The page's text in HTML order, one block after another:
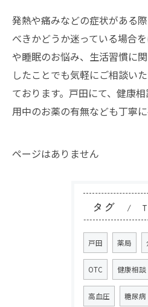
発熱や痛みなどの症状がある
べきかどうか迷っている場合
や睡眠のお悩み、生活習慣に
したことでも気軽にご相談い
ております。戸田にて、健康
用中のお薬の有無なども丁寧に
ページはありません
タグ
戸田 薬局
OTC 健康相談
高血圧 糖尿病